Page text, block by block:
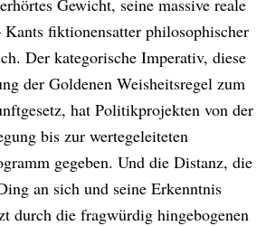
Gewicht, seine massive reale
fiktionensatter philosophischer
Der kategorische Imperativ, diese
der Goldenen Weisheitsregel zum
hat Politikprojekten von der
bis zur wertegeleiteten
gegeben. Und die Distanz, die
an sich und seine Erkenntnis
durch die fragwürdig hingebogenen